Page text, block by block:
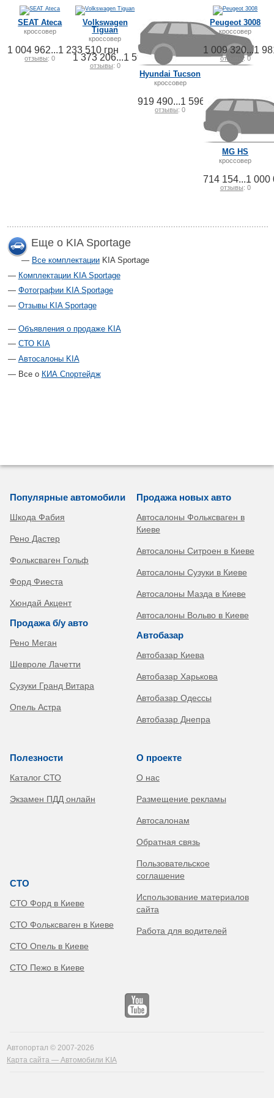
SEAT Ateca
кроссовер
1 004 962...1 233 510 грн
отзывы: 0
Volkswagen
Tiguan
кроссовер
1 373 206...1 591 881 грн
отзывы: 0
Hyundai Tucson
кроссовер
919 490...1 596 010 грн
отзывы: 0
Peugeot 3008
кроссовер
1 009 320...1
отзывы: 0
MG HS
кроссовер
714 154...1 000
отзывы: 0
Еще о KIA Sportage
Все комплектации KIA Sportage
Комплектации KIA Sportage
Фотографии KIA Sportage
Отзывы KIA Sportage
Объявления о продаже KIA
СТО KIA
Автосалоны KIA
Все о КИА Спортейдж
Популярные автомобили
Шкода Фабия
Рено Дастер
Фольксваген Гольф
Форд Фиеста
Хюндай Акцент
Продажа б/у авто
Рено Меган
Шевроле Лачетти
Сузуки Гранд Витара
Опель Астра
Продажа новых авто
Автосалоны Фольксваген в
Киеве
Автосалоны Ситроен в Киеве
Автосалоны Сузуки в Киеве
Автосалоны Мазда в Киеве
Автосалоны Вольво в Киеве
Автобазар
Автобазар Киева
Автобазар Харькова
Автобазар Одессы
Автобазар Днепра
Полезности
Каталог СТО
Экзамен ПДД онлайн
СТО
СТО Форд в Киеве
СТО Фольксваген в Киеве
СТО Опель в Киеве
СТО Пежо в Киеве
О проекте
О нас
Размещение рекламы
Автосалонам
Обратная связь
Пользовательское
соглашение
Использование материалов
сайта
Работа для водителей
Автопортал © 2007-2026
Карта сайта — Автомобили KIA